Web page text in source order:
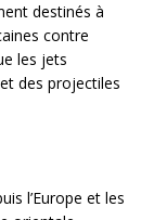
destinés à
contre
les jets
des projectiles
l’Europe et les